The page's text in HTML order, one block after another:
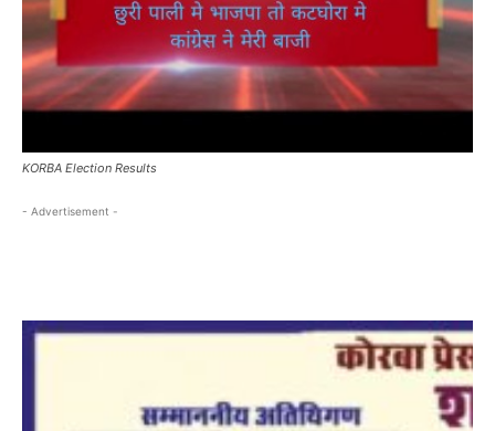
KORBA Election Results
- Advertisement -